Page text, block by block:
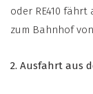
oder RE410
zum Bahnhof
2. Ausfahrt aus